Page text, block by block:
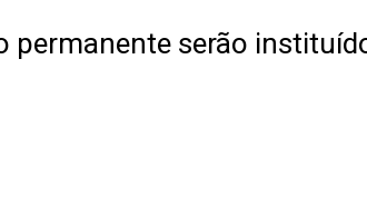
permanente serão